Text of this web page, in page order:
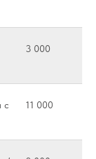
3 000
с
11 000